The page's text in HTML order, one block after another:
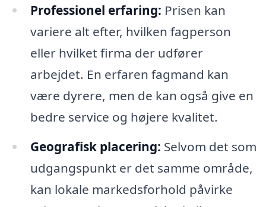
Professionel erfaring: Prisen kan
variere alt efter, hvilken fagperson
eller hvilket firma der udfører
arbejdet. En erfaren fagmand kan
være dyrere, men de kan også give en
bedre service og højere kvalitet.
Geografisk placering: Selvom det som
udgangspunkt er det samme område,
kan lokale markedsforhold påvirke